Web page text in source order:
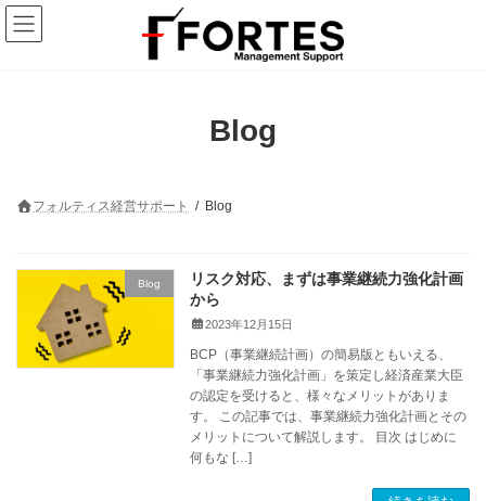
コ
ン
テ
ナ
ビ
ゲ
Blog
フォルティス経営サポート Blog
Blog
リスク対応、まずは事業継続力強化計画
から
2023年12月15日
BCP（事業継続計画）の簡易版ともいえる、
「事業継続力強化計画」を策定し経済産業大臣
の認定を受けると、様々なメリットがありま
す。 この記事では、事業継続力強化計画とその
メリットについて解説します。 目次 はじめに
何もな […]